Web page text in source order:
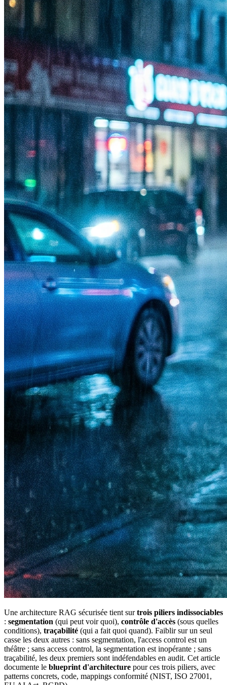
Une architecture RAG sécurisée tient surtrois piliers indissociables
: segmentation (qui peut voir quoi), contrôle d'accès (sous quelles
conditions), traçabilité (qui a fait quoi quand). Faiblir sur un seul
casse les deux autres : sans segmentation, l'access control est un
théâtre ; sans access control, la segmentation est inopérante ; sans
traçabilité, les deux premiers sont indéfendables en audit. Cet article
documente le blueprint d'architecture pour ces trois piliers, avec
patterns concrets, code, mappings conformité (NIST, ISO 27001,